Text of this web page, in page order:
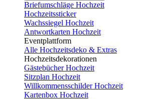
Briefumschläge Hochzeit
Hochzeitssticker
Wachssiegel Hochzeit
Antwortkarten Hochzeit
Eventplattform
Alle Hochzeitsdeko & Extras
Hochzeitsdekorationen
Gästebücher Hochzeit
Sitzplan Hochzeit
Willkommensschilder Hochzeit
Kartenbox Hochzeit